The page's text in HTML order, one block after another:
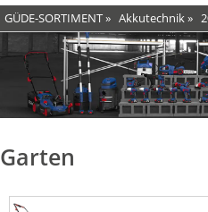
GÜDE-SORTIMENT» Akkutechnik»
Garten